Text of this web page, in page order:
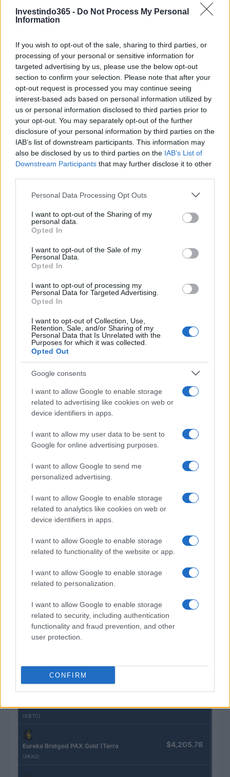
Investindo365 - Do Not Process My Personal
Information
If you wish to opt-out of the sale, sharing to third parties, or
processing of your personal or sensitive information for
targeted advertising by us, please use the below opt-out
section to confirm your selection. Please note that after your
opt-out request is processed you may continue seeing
interest-based ads based on personal information utilized by
us or personal information disclosed to third parties prior to
your opt-out. You may separately opt-out of the further
disclosure of your personal information by third parties on the
IAB’s list of downstream participants. This information may
also be disclosed by us to third parties on the IAB’s List of
Downstream Participants that may further disclose it to other
Please note that this website/app uses one or more Google
not limited to your visit or usage behaviour. You may click to
grant or deny consent to Google and its third-party tags to
use your data for below specified purposes in below Google
consent section.
Personal Data Processing Opt Outs
I want to opt-out of the Sharing of my
personal data.
Opted In
I want to opt-out of the Sale of my
Personal Data.
Opted In
I want to opt-out of processing my
Personal Data for Targeted Advertising.
Opted In
I want to opt-out of Collection, Use,
Retention, Sale, and/or Sharing of my
Personal Data that Is Unrelated with the
Purposes for which it was collected.
Opted Out
Google consents
I want to allow Google to enable storage
related to advertising like cookies on web or
device identifiers in apps.
I want to allow my user data to be sent to
Google for online advertising purposes.
I want to allow Google to send me
personalized advertising.
I want to allow Google to enable storage
related to analytics like cookies on web or
device identifiers in apps.
I want to allow Google to enable storage
related to functionality of the website or app.
I want to allow Google to enable storage
related to personalization.
I want to allow Google to enable storage
related to security, including authentication
functionality and fraud prevention, and other
user protection.
CONFIRM
Continue lendo
FINANÇA
Autoridades do Fed avaliam impacto dos investimentos
acelerados em inteligência artificial
Beatriz Almeida · 7 ago 2026
FINANÇA
Ouro e dólar sob pressão: como os mercados estão
respondendo às últimas notícias
FINANÇA
Presidente Lula propõe política fiscal séria para reduzir juros e
Rafael Oliveira · 6 ago 2026
(KBTC)
Eureka Bridged PAX Gold (Terra
(PAXG)
$4,205.78